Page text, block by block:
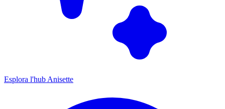
Esplora l'hub Anisette